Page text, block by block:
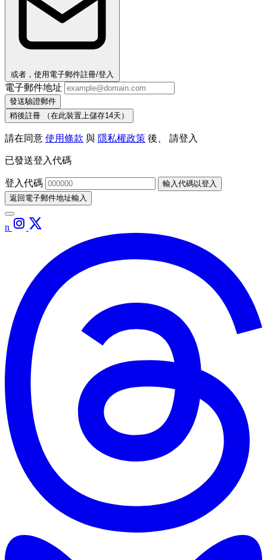
或者，使用電子郵件註冊/登入
電子郵件地址
發送驗證郵件
稍後註冊
（在此裝置上儲存14天）
請在同意 使用條款 與 隱私權政策 後、 請登入
已發送登入代碼
登入代碼
輸入代碼以登入
返回電子郵件地址輸入
n